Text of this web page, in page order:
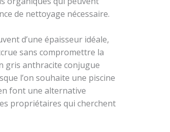
de nettoyage nécessaire.
d’une épaisseur idéale,
sans compromettre la
gris anthracite conjugue
l’on souhaite une piscine
font une alternative
propriétaires qui cherchent